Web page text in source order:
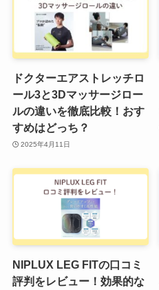
ドクターエアストレッチロ
ール3と3Dマッサージロー
ルの違いを徹底比較！おす
すめはどっち？
2025年4月11日
NIPLUX LEG FITの口コミ
評判をレビュー！効果的な